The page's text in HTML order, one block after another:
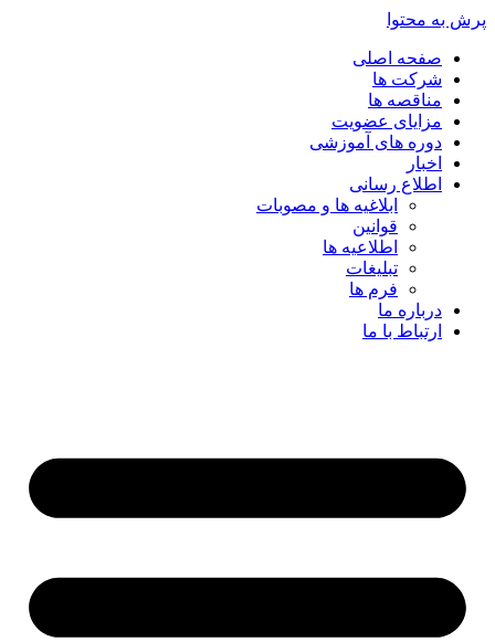
پرش به محتوا
صفحه اصلی
شرکت ها
مناقصه ها
مزایای عضویت
دوره های آموزشی
اخبار
اطلاع رسانی
ابلاغیه ها و مصوبات
قوانین
اطلاعیه ها
تبلیغات
فرم ها
درباره ما
ارتباط با ما